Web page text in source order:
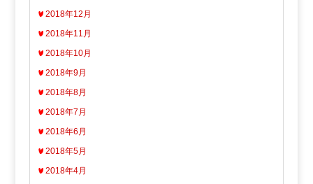
2018年12月
2018年11月
2018年10月
2018年9月
2018年8月
2018年7月
2018年6月
2018年5月
2018年4月